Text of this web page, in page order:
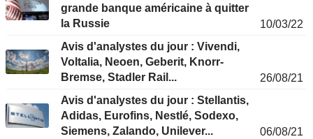
grande banque américaine à quitter
la Russie
10/03/22
Avis d'analystes du jour : Vivendi,
Voltalia, Neoen, Geberit, Knorr-
Bremse, Stadler Rail...
26/08/21
Avis d'analystes du jour : Stellantis,
Adidas, Eurofins, Nestlé, Sodexo,
Siemens, Zalando, Unilever...
06/08/21